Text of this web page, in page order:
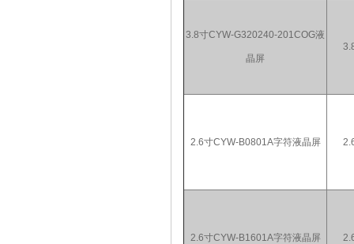
3.8寸CYW-G320240-201COG液
晶屏
2.6寸CYW-B0801A字符液晶屏
2.6寸CYW-B1601A字符液晶屏